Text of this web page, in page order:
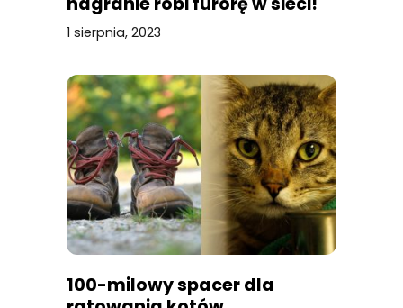
1 sierpnia, 2023
100-milowy spacer dla